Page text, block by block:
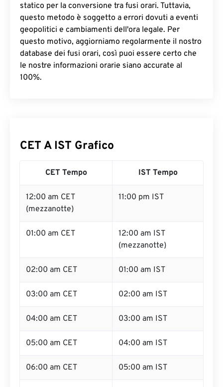
statico per la conversione tra fusi orari. Tuttavia,
questo metodo è soggetto a errori dovuti a eventi
geopolitici e cambiamenti dell'ora legale. Per
questo motivo, aggiorniamo regolarmente il nostro
database dei fusi orari, così puoi essere certo che
le nostre informazioni orarie siano accurate al
100%.
CET A IST Grafico
CET Tempo IST Tempo
12:00 am CET
(mezzanotte)
11:00 pm IST
01:00 am CET
12:00 am IST
(mezzanotte)
02:00 am CET 01:00 am IST
03:00 am CET 02:00 am IST
04:00 am CET 03:00 am IST
05:00 am CET 04:00 am IST
06:00 am CET 05:00 am IST